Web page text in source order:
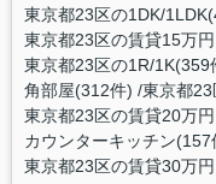
東京都23区の1DK/
東京都23区の賃貸15万
東京都23区の1R/1K(359
角部屋(312件) 東京都
東京都23区の賃貸20万
カウンターキッチン(157
東京都23区の賃貸30万